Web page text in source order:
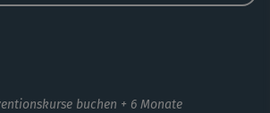
buchen + 6 Monate